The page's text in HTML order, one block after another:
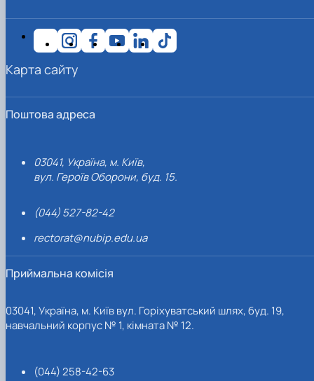
Поштова адреса
03041, Україна, м. Київ,
вул. Героїв Оборони, буд. 15.
(044) 527-82-42
rectorat@nubip.edu.ua
Приймальна комісія
03041, Україна, м. Київ вул. Горіхуватський шлях, буд. 19,
навчальний корпус № 1, кімната № 12.
(044) 258-42-63
Карта сайту